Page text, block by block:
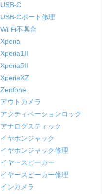
USB-C
USB-Cポート修理
Wi-Fi不具合
Xperia
Xperia1II
Xperia5II
XperiaXZ
Zenfone
アウトカメラ
アクティベーションロック
アナログスティック
イヤホンジャック
イヤホンジャック修理
イヤースピーカー
イヤースピーカー修理
インカメラ